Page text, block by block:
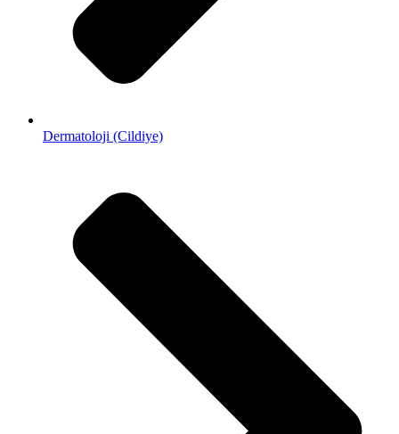
Dermatoloji (Cildiye)